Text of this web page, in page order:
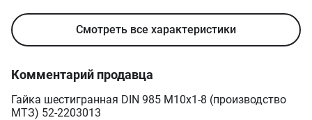
Смотреть все характеристики
Комментарий продавца
Гайка шестигранная DIN 985 M10x1-8 (производство
МТЗ) 52-2203013